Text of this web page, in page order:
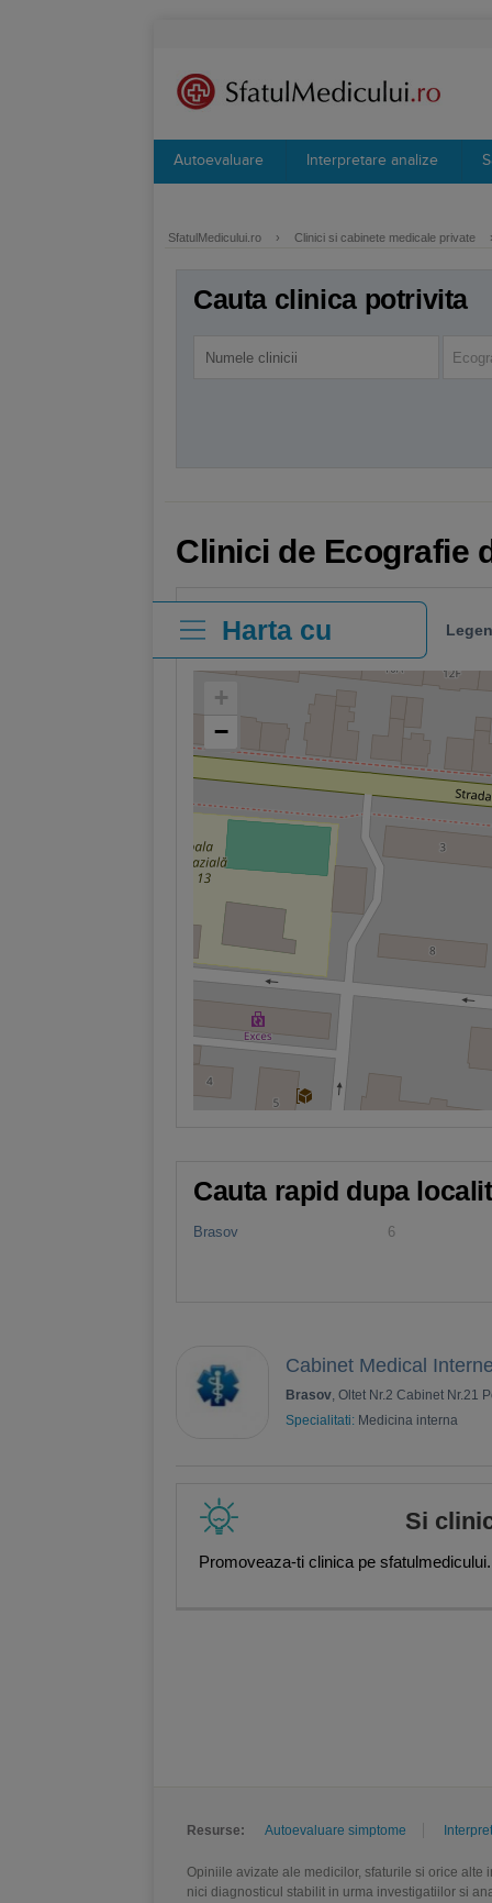
Autoevaluare Interpretare analize
SfatulMedicului.ro › Clinici si cabinete medicale private
Cauta clinica potrivita
Clinici de Ecografie
Harta cu
clinici
+
−
Cauta rapid dupa
Brasov 6
Cabinet Medical
Brasov, Oltet Nr.2 Cabinet Nr.21
Specialitati: Medicina interna
Si
Promoveaza-ti clinica pe
Resurse: Autoevaluare simptome
Opiniile avizate ale medicilor, sfaturile si orice
nici diagnosticul stabilit in urma investigatiilor si